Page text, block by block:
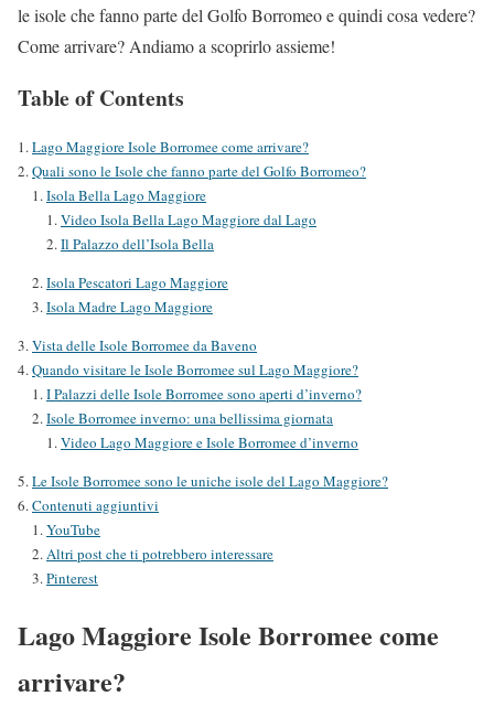
le isole che fanno parte del Golfo Borromeo e quindi cosa vedere?
Come arrivare? Andiamo a scoprirlo assieme!
Table of Contents
Lago Maggiore Isole Borromee come arrivare?
Quali sono le Isole che fanno parte del Golfo Borromeo?
Isola Bella Lago Maggiore
Video Isola Bella Lago Maggiore dal Lago
Il Palazzo dell’Isola Bella
Isola Pescatori Lago Maggiore
Isola Madre Lago Maggiore
Vista delle Isole Borromee da Baveno
Quando visitare le Isole Borromee sul Lago Maggiore?
I Palazzi delle Isole Borromee sono aperti d’inverno?
Isole Borromee inverno: una bellissima giornata
Video Lago Maggiore e Isole Borromee d’inverno
Le Isole Borromee sono le uniche isole del Lago Maggiore?
Contenuti aggiuntivi
YouTube
Altri post che ti potrebbero interessare
Pinterest
Lago Maggiore Isole Borromee come
arrivare?